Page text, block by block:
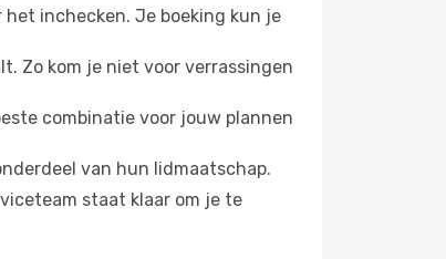
inchecken. Je boeking kun je
Zo kom je niet voor verrassingen
combinatie voor jouw plannen
van hun lidmaatschap.
staat klaar om je te